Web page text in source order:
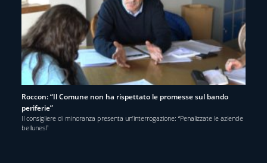
Roccon: “Il Comune non ha rispettato le promesse sul bando
periferie”
Il consigliere di minoranza presenta un’interrogazione: “Penalizzate le aziende
bellunesi”